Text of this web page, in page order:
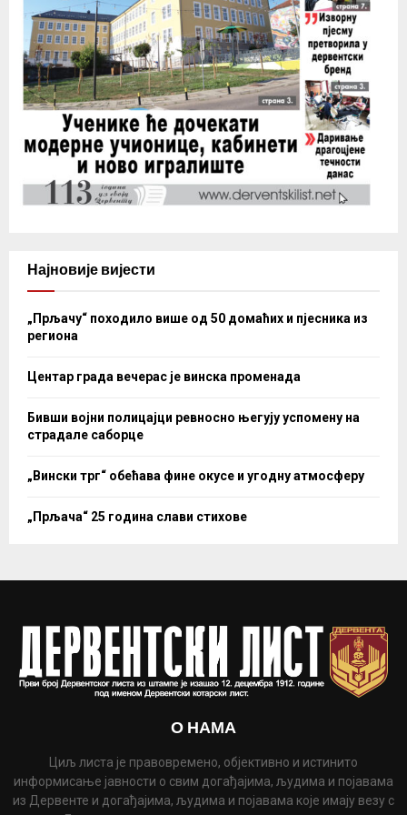
Најновије вијести
„Прљачу“ походило више од 50 домаћих и пјесника из
региона
Центар града вечерас је винска променада
Бивши војни полицајци ревносно његују успомену на
страдале саборце
„Вински трг“ обећава фине окусе и угодну атмосферу
„Прљача“ 25 година слави стихове
О НАМА
Циљ листа је правовремено, објективно и истинито
информисање јавности о свим догађајима, људима и појавама
из Дервенте и догађајима, људима и појавама које имају везу с